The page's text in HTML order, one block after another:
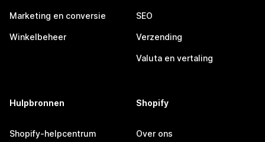
Marketing en conversie
Winkelbeheer
SEO
Verzending
Valuta en vertaling
Hulpbronnen
Shopify-helpcentrum
Shopify
Over ons